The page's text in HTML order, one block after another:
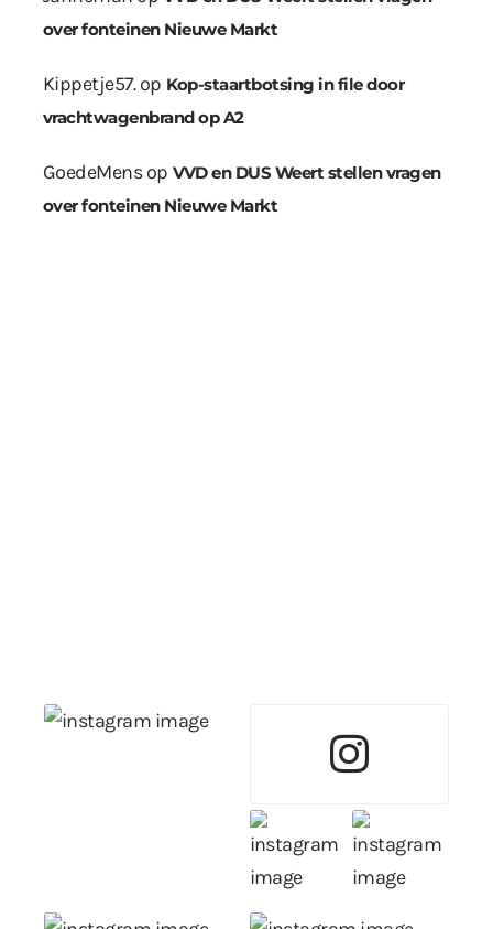
over fonteinen Nieuwe Markt
Kippetje57.op Kop-staartbotsing in file door
vrachtwagenbrand op A2
GoedeMensop VVD en DUS Weert stellen vragen
over fonteinen Nieuwe Markt